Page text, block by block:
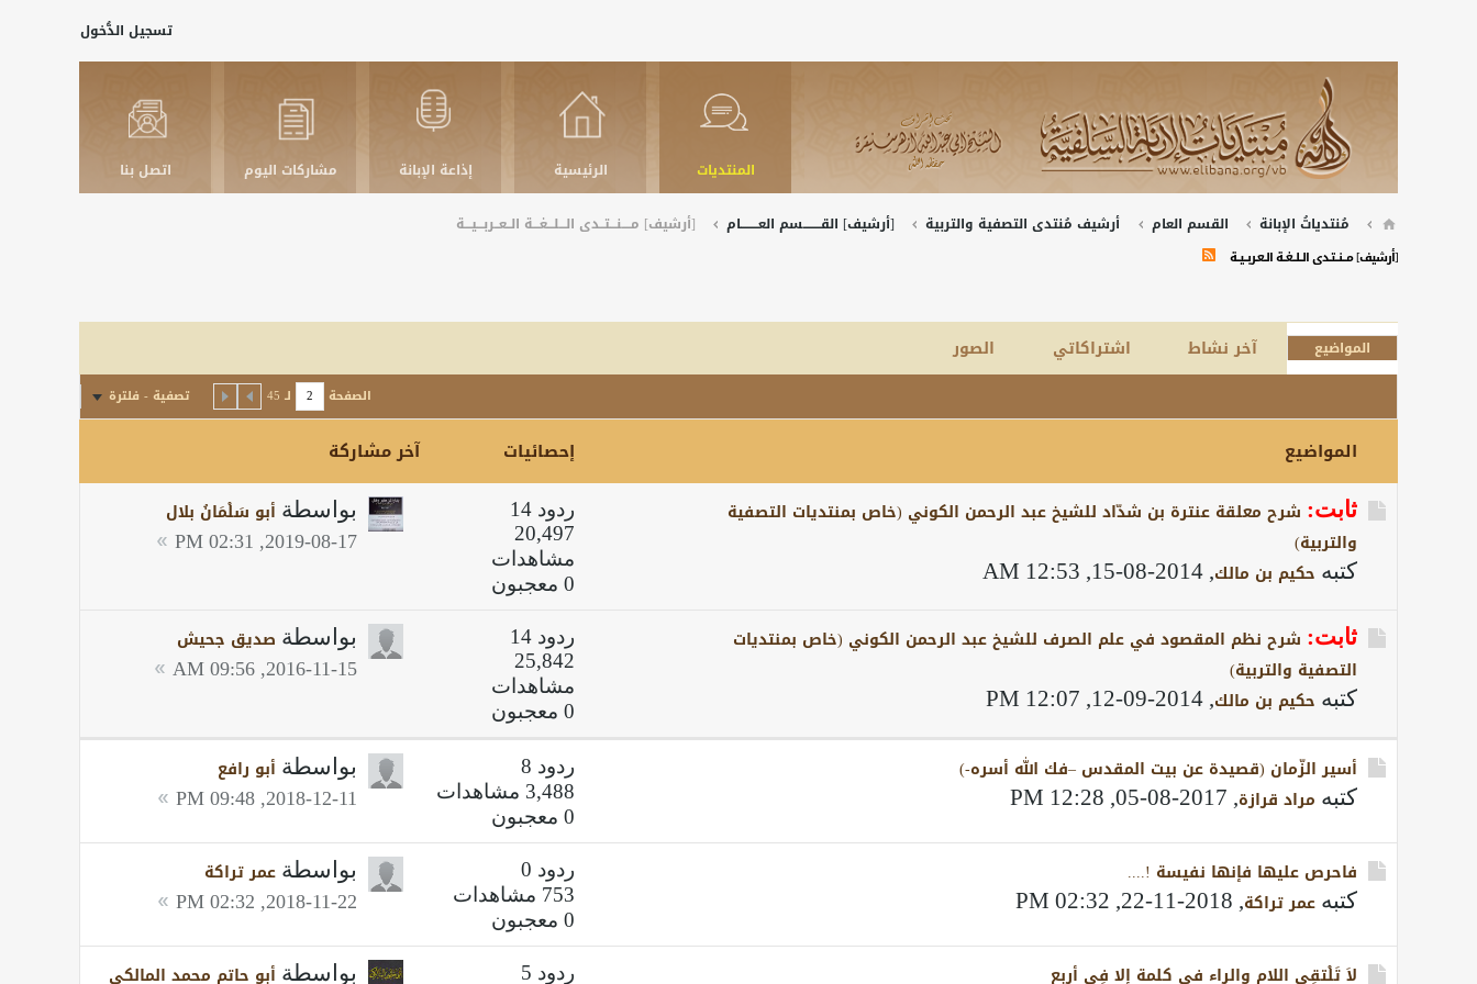
تسجيل الدُّخول
المنتديات الرئيسية إذاعة الإبانة مشاركات اليوم اتصل بنا
مُنتدياتُ الإبانة القسم العام أرشيف مُنتدى التصفية والتربية [أرشيف] القــــــــسم العــــــــام [أرشيف] مــــنـــتــدى الـــلـــغـــة الــعــربـــيـــة
[أرشيف] مــــنـــتــدى الـــلـــغـــة الــعــربـــيـــة
المواضيع آخر نشاط اشتراكاتي الصور
الصفحة لـ 45 تصفية - فلترة
المواضيع إحصائيات آخر مشاركة
ثابت: شرح معلقة عنترة بن شدّاد للشيخ عبد الرحمن الكوني (خاص بمنتديات التصفية
والتربية)
كتبه حكيم بن مالك,
2014-08-15, 12:53 AM
ردود 14
20,497
مشاهدات
0 معجبون
بواسطة أبو سَلْمَانُ بلال
2019-08-17, 02:31 PM
ثابت: شرح نظم المقصود في علم الصرف للشيخ عبد الرحمن الكوني (خاص بمنتديات
التصفية والتربية)
كتبه حكيم بن مالك,
2014-09-12, 12:07 PM
ردود 14
25,842
مشاهدات
0 معجبون
بواسطة صديق جحيش
2016-11-15, 09:56 AM
أسير الزّمان (قصيدة عن بيت المقدس –فك الله أسره-)
كتبه مراد قرازة,
2017-08-05, 12:28 PM
ردود 8
3,488 مشاهدات
0 معجبون
بواسطة أبو رافع
2018-12-11, 09:48 PM
فاحرص عليها فإنها نفيسة !....
كتبه عمر تراكة,
2018-11-22, 02:32 PM
ردود 0
753 مشاهدات
0 معجبون
بواسطة عمر تراكة
2018-11-22, 02:32 PM
لاَ تَلْتقِي اللام والراء في كلمة إلا فِي أربع ردود 5 بواسطة أبو حاتم محمد المالكي